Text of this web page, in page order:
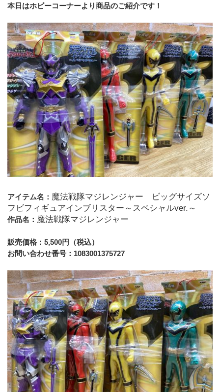
本日はホビーコーナーより商品のご紹介です！
アイテム名： 魔法戦隊マジレンジャー　ビッグサイズソ
フビフィギュアインブリスター～スペシャルver.～
作品名： 魔法戦隊マジレンジャー
販売価格：5,500円（税込）
お問い合わせ番号：1083001375727